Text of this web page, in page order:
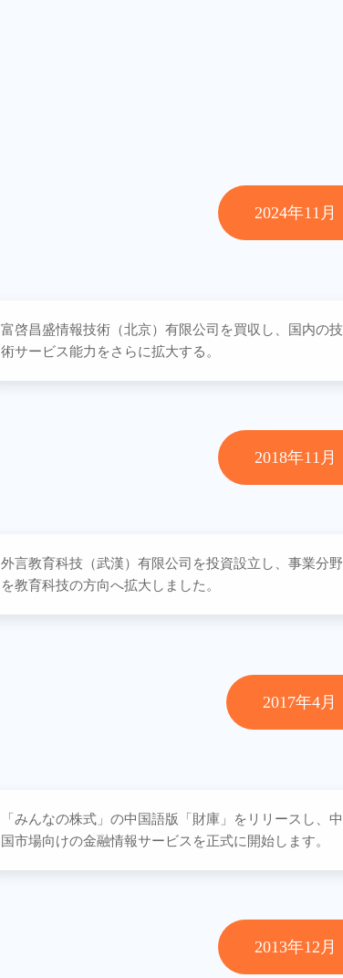
2024年11月
富啓昌盛情報技術（北京）有限公司を買収し、国内の技
術サービス能力をさらに拡大する。
2018年11月
外言教育科技（武漢）有限公司を投資設立し、事業分野
を教育科技の方向へ拡大しました。
2017年4月
「みんなの株式」の中国語版「財庫」をリリースし、中
国市場向けの金融情報サービスを正式に開始します。
2013年12月